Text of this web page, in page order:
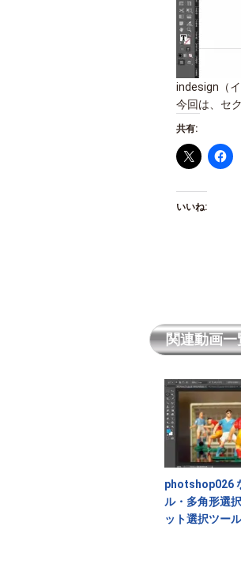
indesign（
今回は、セ
共有:
いいね:
関連動画一
photshop026
ル・多角形選
ット選択ツー